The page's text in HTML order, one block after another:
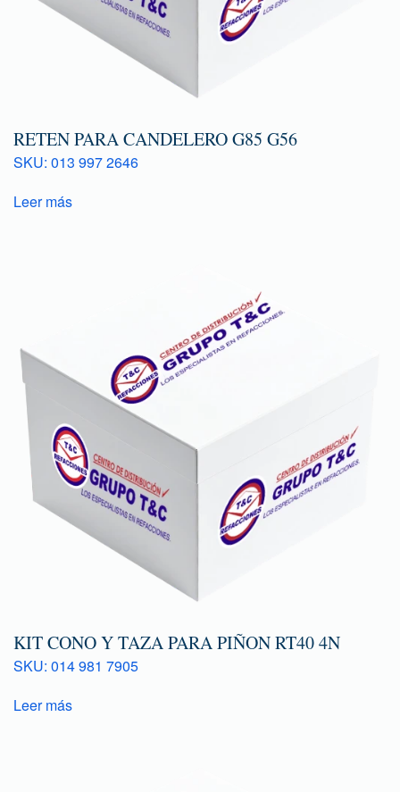
RETEN PARA CANDELERO G85 G56
SKU: 013 997 2646
Leer más
KIT CONO Y TAZA PARA PIÑON RT40 4N
SKU: 014 981 7905
Leer más